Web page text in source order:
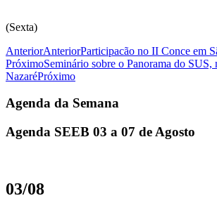
(Sexta)
AnteriorAnteriorParticipacão no II Conce em
PróximoSeminário sobre o Panorama do
NazaréPróximo
Agenda da Semana
Agenda SEEB 03 a 07 de Agosto
03/08